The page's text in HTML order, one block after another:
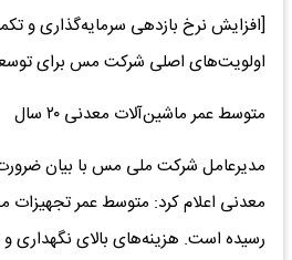
[افزایش نرخ بازدهی سرمایه‌گذاری و
اولویت‌های اصلی شرکت مس برای
متوسط عمر ماشین‌آلات معدنی ۲۰ سال
مدیرعامل شرکت ملی مس با بیان
رسیده است. هزینه‌های بالای نگهداری و